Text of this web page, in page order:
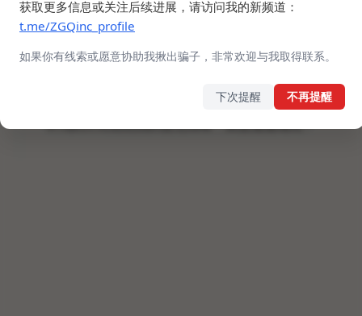
获取更多信息或关注后续进展，请访问我的新频道：
t.me/ZGQinc_profile
如果你有线索或愿意协助我揪出骗子，非常欢迎与我取得联系。
下次提醒 不再提醒